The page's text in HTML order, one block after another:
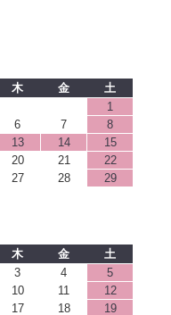
木 金
土
1
6 7
8
13 14
15
20 21
22
27 28
29
木 金
土
3 4
5
10 11
12
17 18
19